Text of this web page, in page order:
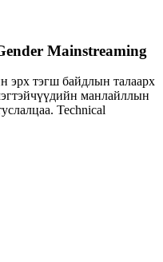
Mainstreaming
эрх тэгш байдлын талаарх
манлайллын
Technical